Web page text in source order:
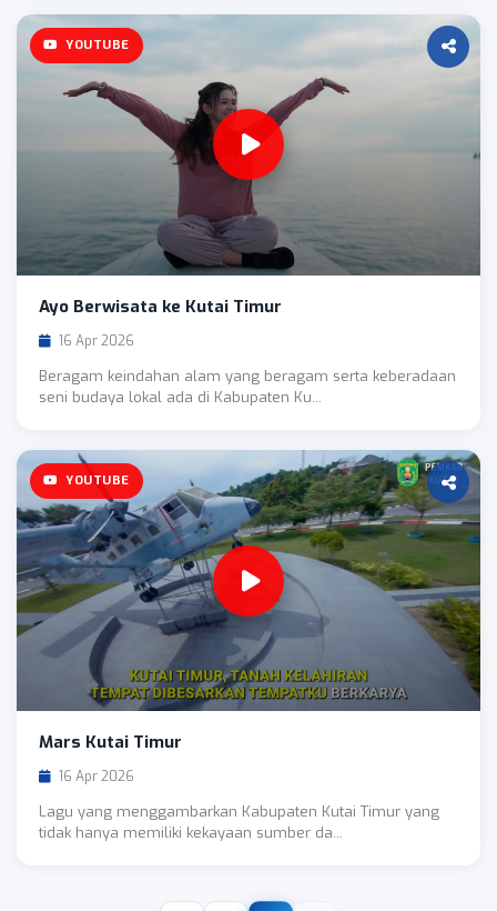
YOUTUBE
Ayo Berwisata ke Kutai Timur
16 Apr 2026
Beragam keindahan alam yang beragam serta keberadaan
seni budaya lokal ada di Kabupaten Ku...
YOUTUBE
Mars Kutai Timur
16 Apr 2026
Lagu yang menggambarkan Kabupaten Kutai Timur yang
tidak hanya memiliki kekayaan sumber da...